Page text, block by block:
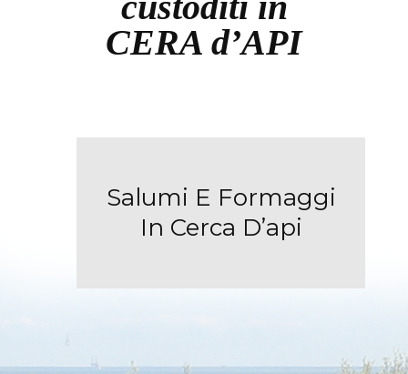
CERA d’API
Salumi E Formaggi
In Cerca D’api